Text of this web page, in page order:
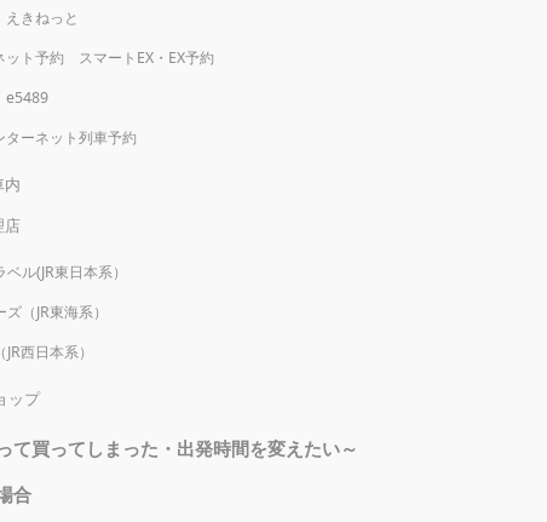
きねっと
ト予約 スマートEX・EX予約
e5489
ターネット列車予約
内
店
ル(JR東日本系）
（JR東海系）
西日本系）
ップ
て買ってしまった・出発時間を変えたい～
合